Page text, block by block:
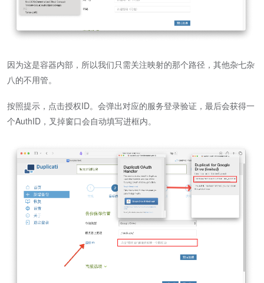
因为这是容器内部，所以我们只需关注映射的那个路径，其他杂七杂
八的不用管。
按照提示，点击授权ID。会弹出对应的服务登录验证，最后会获得一
个AuthID，叉掉窗口会自动填写进框内。